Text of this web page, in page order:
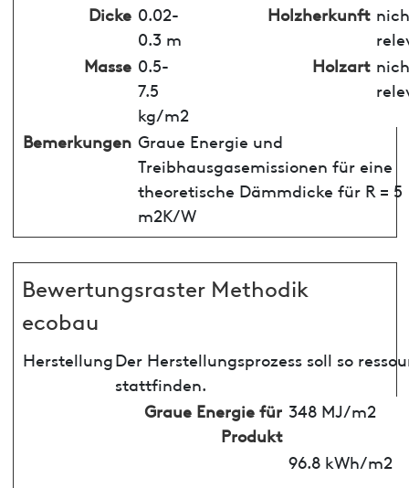
Dicke 0.02-
0.3 m
Holzherkunft
Masse 0.5-
7.5
kg/m2
Holzart
Bemerkungen Graue Energie und
Treibhausgasemissionen für eine
theoretische Dämmdicke für R = 5
m2K/W
Bewertungsraster Methodik
ecobau
HerstellungDer Herstellungsprozess soll so
stattfinden.
Graue Energie für
Produkt
348 MJ/m2
96.8 kWh/m2